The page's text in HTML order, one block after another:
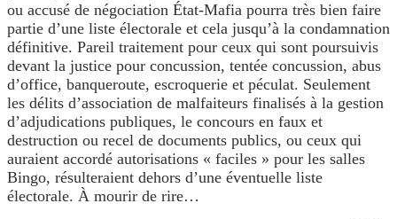
ou accusé de négociation État-Mafia pourra très bien faire
partie d’une liste électorale et cela jusqu’à la condamnation
définitive. Pareil traitement pour ceux qui sont poursuivis
devant la justice pour concussion, tentée concussion, abus
d’office, banqueroute, escroquerie et péculat. Seulement
les délits d’association de malfaiteurs finalisés à la gestion
d’adjudications publiques, le concours en faux et
destruction ou recel de documents publics, ou ceux qui
auraient accordé autorisations « faciles » pour les salles
Bingo, résulteraient dehors d’une éventuelle liste
électorale. À mourir de rire…